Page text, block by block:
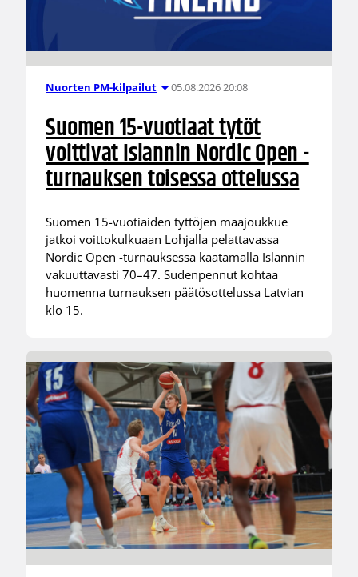
Nuorten PM-kilpailut 05.08.2026 20:08
Suomen 15-vuotiaat tytöt
voittivat Islannin Nordic Open -
turnauksen toisessa ottelussa
Suomen 15-vuotiaiden tyttöjen maajoukkue
jatkoi voittokulkuaan Lohjalla pelattavassa
Nordic Open -turnauksessa kaatamalla Islannin
vakuuttavasti 70–47. Sudenpennut kohtaa
huomenna turnauksen päätösottelussa Latvian
klo 15.